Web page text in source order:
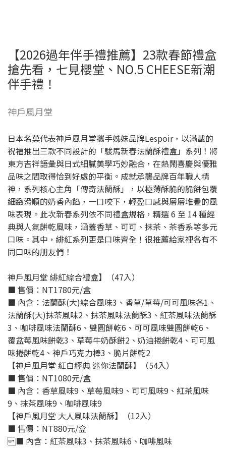
【2026過年伴手禮推薦】23款春節禮盒
搶先看，七見櫻堂 、NO.5 CHEESE新潮
伴手禮！
神戶風月堂
日本名菓代表神戶風月堂攜手姊妹品牌Lespoir，以滿載的
祝福推出三款不同設計的「駿馬新春法蘭酥禮盒」系列！將
東方吉祥語彙與日式細膩美學巧妙融合，在熱鬧喜慶與優雅
品味之間取得恰到好處的平衡。成就承襲品牌百年職人精
神，系列核心主角「傳奇法蘭酥」，以極薄酥脆的脆餅包覆
細緻滑順的奶香內餡，一口咬下，輕盈口感與層層堆疊的風
味表現。此次新春系列依不同禮盒規格，精選 6 至 14 種經
典與人氣餅乾風味，涵蓋香草、可可、抹茶、茶香系等多元
口味。其中，緋紅系列更是口味齊全！很推薦給家裡各有不
同口味的朋友們！
神戶風月堂 緋紅綜合禮盒】（47入）
■ 售價：NT1780元/盒
■ 內含：法蘭酥(大)綜合風味3、香草/草莓/可可風味各1、
法蘭酥(大)抹茶風味2、抹茶風味法蘭酥3、紅茶風味法蘭酥
3、咖啡風味法蘭酥6、雙圓餅乾6、可可風味雙圓餅乾6、
覆盆莓風味餅乾3、草莓牛奶酥餅2、奶油捲餅乾4、可可風
味捲餅乾4、神戶巧克力棒3、脆片餅乾2
【神戶風月堂 紅白經典 迷你法蘭酥】（54入）
■ 售價：NT1080元/盒
■ 內含：香草風味9、草莓風味9、可可風味9、紅茶風味
9、抹茶風味9、咖啡風味9
【神戶風月堂 大人風味法蘭酥】（12入）
■ 售價：NT880元/盒
■ 內含：紅茶風味3、抹茶風味6、咖啡風味